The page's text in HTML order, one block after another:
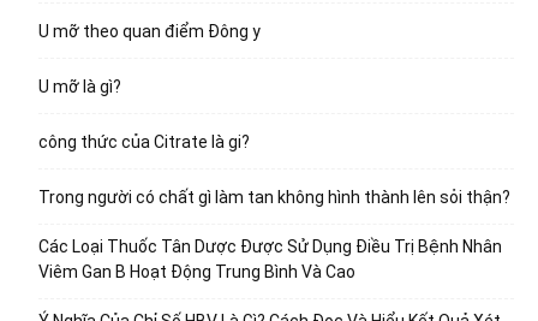
U mỡ theo quan điểm Đông y
U mỡ là gì?
công thức của Citrate là gi?
Trong người có chất gì làm tan không hình thành lên sỏi thận?
Các Loại Thuốc Tân Dược Được Sử Dụng Điều Trị Bệnh Nhân
Viêm Gan B Hoạt Động Trung Bình Và Cao